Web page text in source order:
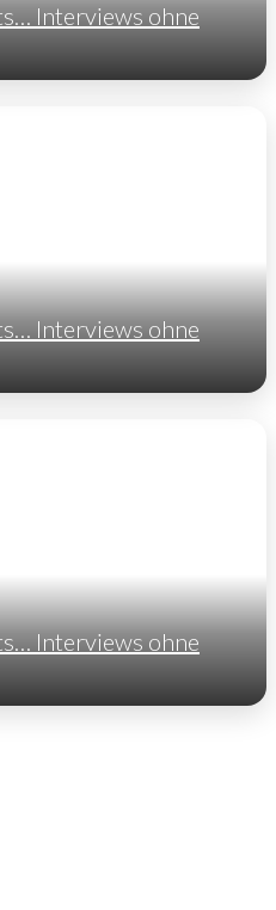
Interviews ohne
Interviews ohne
Interviews ohne